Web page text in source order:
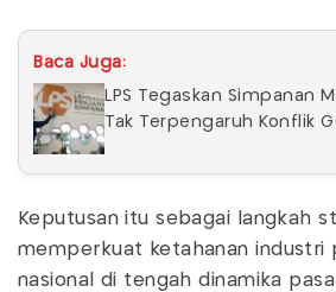
Baca Juga:
LPS Tegaskan Simpanan
Tak Terpengaruh Konflik
Keputusan itu sebagai langkah
memperkuat ketahanan industri
nasional di tengah dinamika